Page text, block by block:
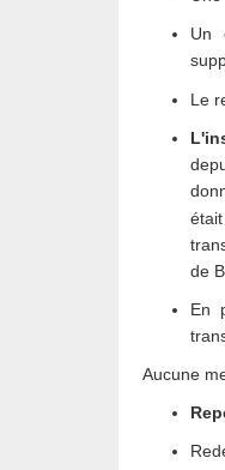
Un
Le
de
En
Aucune